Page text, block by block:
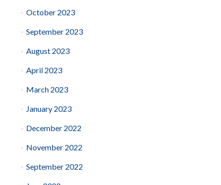
October 2023
September 2023
August 2023
April 2023
March 2023
January 2023
December 2022
November 2022
September 2022